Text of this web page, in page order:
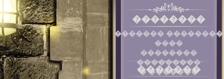
��������
������� ��������
����
��������
���������
� �������
�������